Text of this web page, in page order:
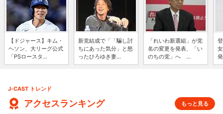
【ドジャース】キム・
ヘソン、大リーグ公式
「PSロースタ...
新党結成で「「騙し討
ちにあった気分」と怒
ったひろゆき妻...
「れいわ新選組」が党
名の変更を発表、「い
のちの党」へ ...
J-CAST トレンド
アクセスランキング もっと見る